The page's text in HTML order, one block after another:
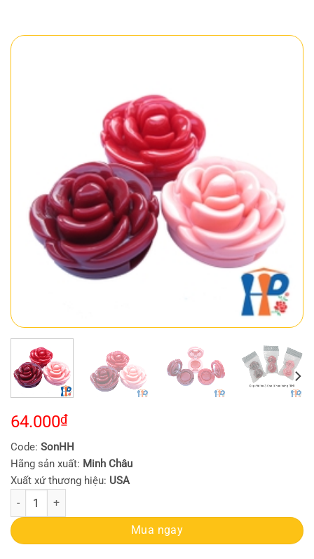
64.000₫
Code: SonHH
Hãng sản xuất: Minh Châu
Xuất xứ thương hiệu: USA
Son lì hoa hồng IONI Cosmetic Matte Lipstick (3 hộp/ Combo, Cam
Mua ngay